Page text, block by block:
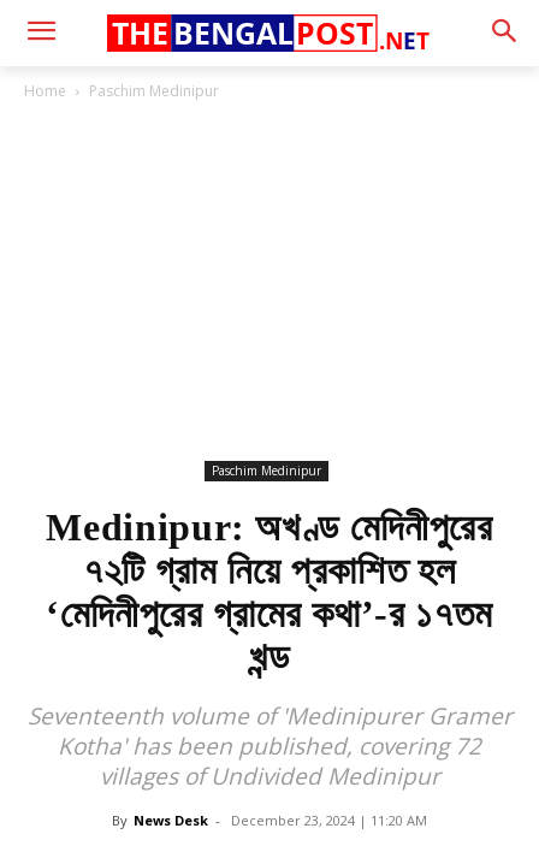
.NET
THE BENGALPOST
Home Paschim Medinipur
Paschim Medinipur
Medinipur: অখণ্ড মেদিনীপুরের
৭২টি গ্রাম নিয়ে প্রকাশিত হল
‘মেদিনীপুরের গ্রামের কথা’-র ১৭তম
খন্ড
Seventeenth volume of 'Medinipurer Gramer
Kotha' has been published, covering 72
villages of Undivided Medinipur
By News Desk - December 23, 2024 | 11:20 AM